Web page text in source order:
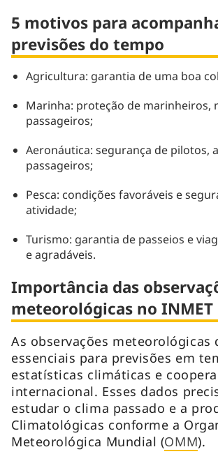
5 motivos para
previsões do tempo
Agricultura: garantia de uma boa
Marinha: proteção de marinheiros,
passageiros;
Aeronáutica: segurança de pilotos,
passageiros;
Pesca: condições favoráveis e
atividade;
Turismo: garantia de passeios e
e agradáveis.
Importância das
meteorológicas no INMET
As observações meteorológicas
essenciais para previsões em
estatísticas climáticas e
internacional. Esses dados
estudar o clima passado e a
Climatológicas conforme a
Meteorológica Mundial (OMM).